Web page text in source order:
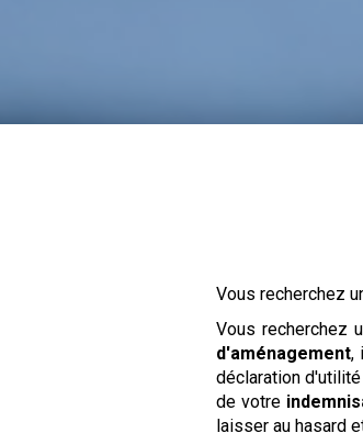
Vous recherchez
Vous recherchez
d'aménagement,
déclaration
de votre
laisser au hasard